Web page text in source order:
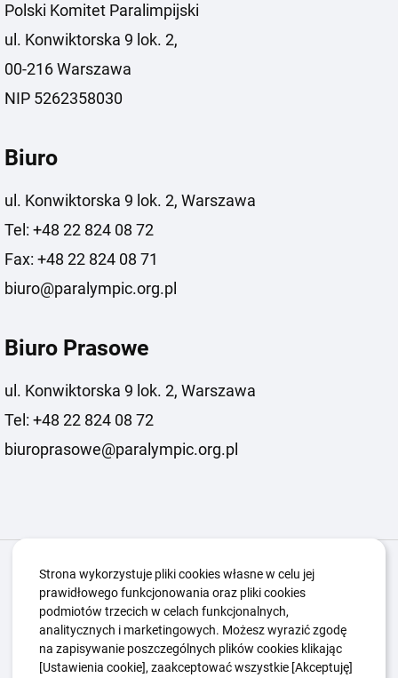
Polski Komitet Paralimpijski
ul. Konwiktorska 9 lok. 2,
00-216 Warszawa
NIP 5262358030
Biuro
ul. Konwiktorska 9 lok. 2, Warszawa
Tel: +48 22 824 08 72
Fax: +48 22 824 08 71
biuro@paralympic.org.pl
Biuro Prasowe
ul. Konwiktorska 9 lok. 2, Warszawa
Tel: +48 22 824 08 72
biuroprasowe@paralympic.org.pl
Igrzyska Paralimpijskie O nas
Kwalifikacje ZSK
Kluby Aktualności
Edukacja
Guttmanny Kontakt
Strona wykorzystuje pliki cookies własne w celu jej
prawidłowego funkcjonowania oraz pliki cookies
podmiotów trzecich w celach funkcjonalnych,
analitycznych i marketingowych. Możesz wyrazić zgodę
na zapisywanie poszczególnych plików cookies klikając
[Ustawienia cookie], zaakceptować wszystkie [Akceptuję]